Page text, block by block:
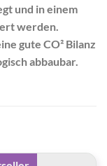
und in einem
werden.
gute CO² Bilanz
abbaubar.